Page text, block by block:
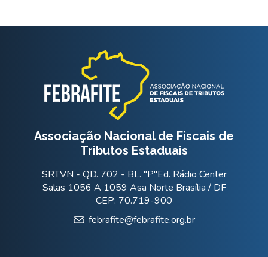
Associação Nacional de Fiscais de
Tributos Estaduais
SRTVN - QD. 702 - BL. "P"Ed. Rádio Center
Salas 1056 A 1059 Asa Norte Brasília / DF
CEP: 70.719-900
febrafite@febrafite.org.br